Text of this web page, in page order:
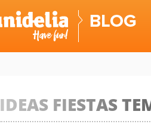
IDEAS FIESTAS